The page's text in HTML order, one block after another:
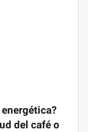
del café o